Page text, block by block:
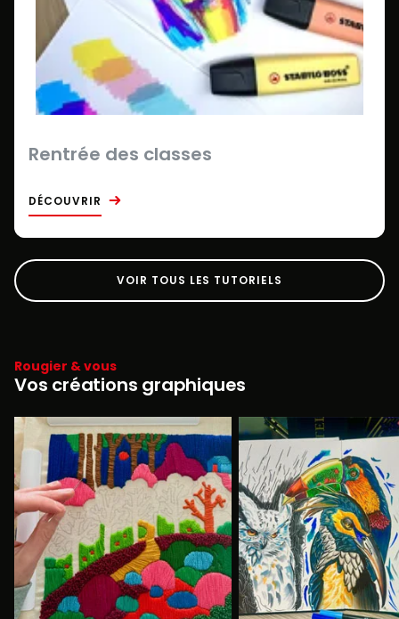
Rentrée des classes
DÉCOUVRIR
VOIR TOUS LES TUTORIELS
Rougier & vous
Vos créations graphiques